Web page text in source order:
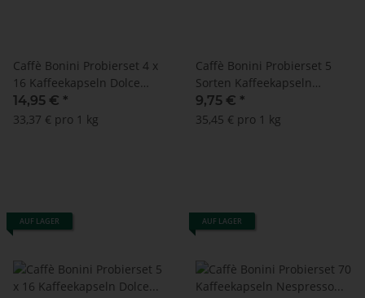
Caffè Bonini Probierset 4 x
16 Kaffeekapseln Dolce
Gusto ®*
14,95 € *
33,37 € pro 1 kg
Caffè Bonini Probierset 5
Sorten Kaffeekapseln
Nespresso ®*
9,75 € *
35,45 € pro 1 kg
AUF LAGER AUF LAGER